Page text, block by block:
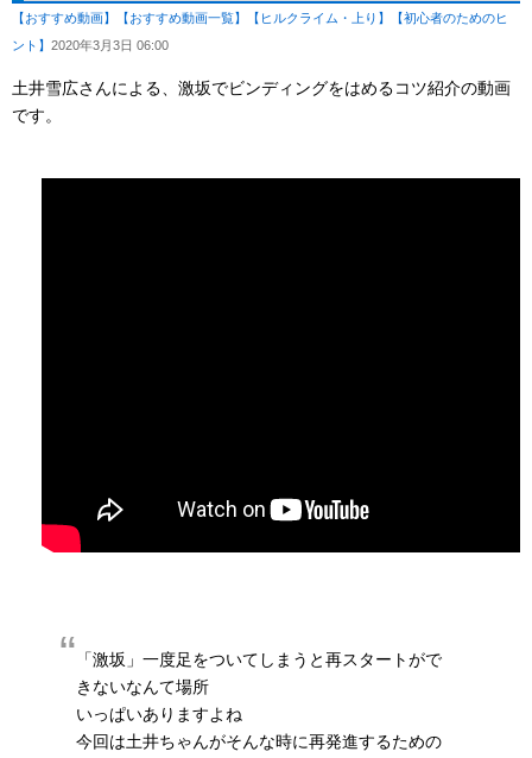
【おすすめ動画】 【おすすめ動画一覧】 【ヒルクライム・上り】
【初心者のためのヒ
ント】 2020年3月3日 06:00
土井雪広さんによる、激坂でビンディングをはめるコツ紹介の動画
です。
「激坂」一度足をついてしまうと再スタートがで
きないなんて場所
いっぱいありますよね
今回は土井ちゃんがそんな時に再発進するための